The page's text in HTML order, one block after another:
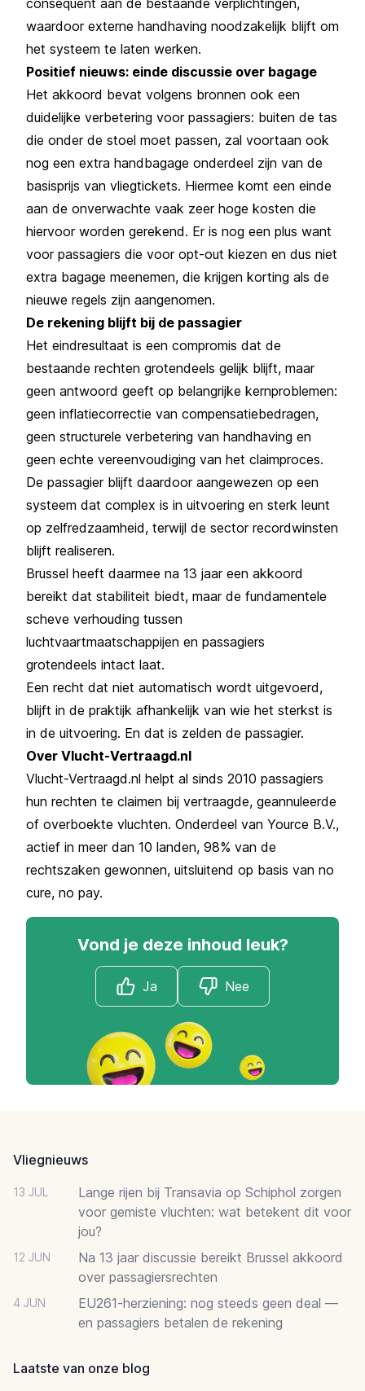
waardoor externe handhaving noodzakelijk blijft om
het systeem te laten werken.
Positief nieuws: einde discussie over bagage
Het akkoord bevat volgens bronnen ook een
duidelijke verbetering voor passagiers: buiten de tas
die onder de stoel moet passen, zal voortaan ook
nog een extra handbagage onderdeel zijn van de
basisprijs van vliegtickets. Hiermee komt een einde
aan de onverwachte vaak zeer hoge kosten die
hiervoor worden gerekend. Er is nog een plus want
voor passagiers die voor opt-out kiezen en dus niet
extra bagage meenemen, die krijgen korting als de
nieuwe regels zijn aangenomen.
De rekening blijft bij de passagier
Het eindresultaat is een compromis dat de
bestaande rechten grotendeels gelijk blijft, maar
geen antwoord geeft op belangrijke kernproblemen:
geen inflatiecorrectie van compensatiebedragen,
geen structurele verbetering van handhaving en
geen echte vereenvoudiging van het claimproces.
De passagier blijft daardoor aangewezen op een
systeem dat complex is in uitvoering en sterk leunt
op zelfredzaamheid, terwijl de sector recordwinsten
blijft realiseren.
Brussel heeft daarmee na 13 jaar een akkoord
bereikt dat stabiliteit biedt, maar de fundamentele
scheve verhouding tussen
luchtvaartmaatschappijen en passagiers
grotendeels intact laat.
Een recht dat niet automatisch wordt uitgevoerd,
blijft in de praktijk afhankelijk van wie het sterkst is
in de uitvoering. En dat is zelden de passagier.
Over Vlucht-Vertraagd.nl
Vlucht-Vertraagd.nl helpt al sinds 2010 passagiers
hun rechten te claimen bij vertraagde, geannuleerde
of overboekte vluchten. Onderdeel van Yource B.V.,
actief in meer dan 10 landen, 98% van de
rechtszaken gewonnen, uitsluitend op basis van no
cure, no pay.
Vond je deze inhoud leuk?
Ja Nee
Vliegnieuws
13 JUL
Lange rijen bij Transavia op Schiphol zorgen
voor gemiste vluchten: wat betekent dit voor
jou?
12 JUN
Na 13 jaar discussie bereikt Brussel akkoord
over passagiersrechten
4 JUN
EU261-herziening: nog steeds geen deal —
en passagiers betalen de rekening
Laatste van onze blog